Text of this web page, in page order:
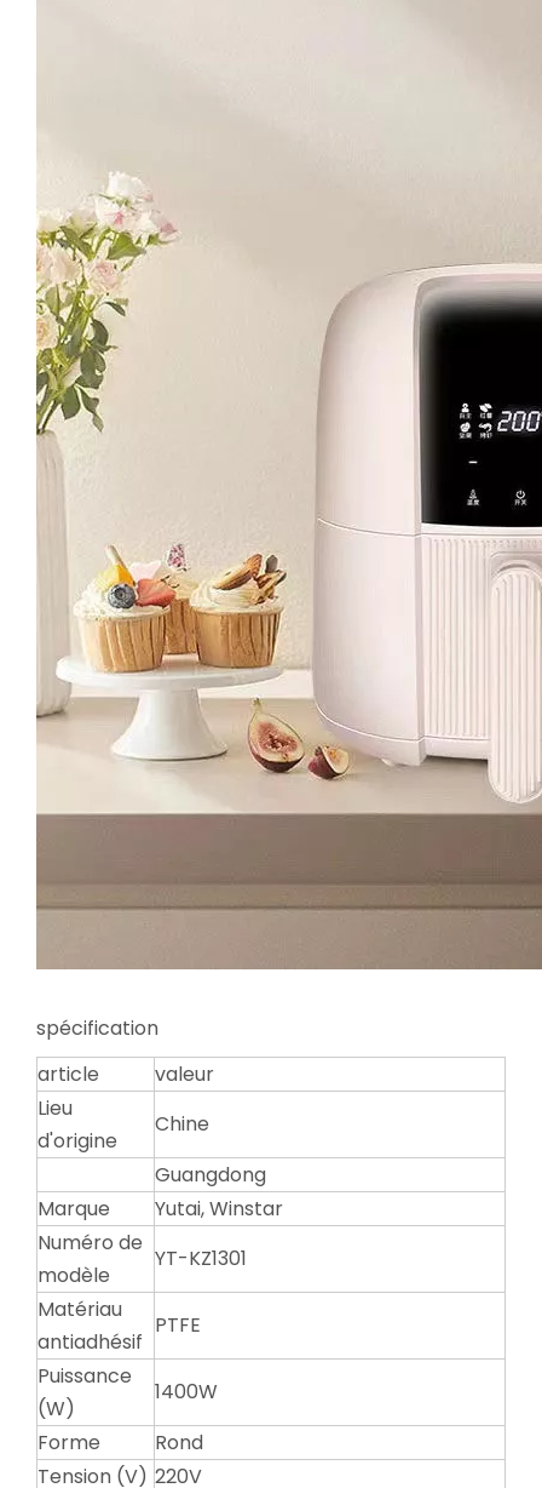
spécification
article
valeur
Lieu
d'origine
Chine
Guangdong
Marque
Yutai, Winstar
Numéro de
modèle
YT-KZ1301
Matériau
antiadhésif
PTFE
Puissance
(W)
1400W
Forme
Rond
Tension (V) 220V